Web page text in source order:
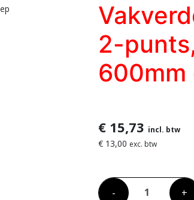
2-
600mm
€ 15,73 incl. btw
€ 13,00 exc. btw
- +